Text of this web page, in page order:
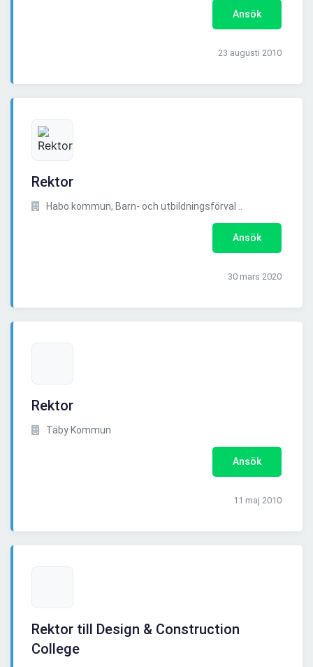
Ansök
23 augusti 2010
Rektor
Habo kommun, Barn- och utbildningsförval ..
Ansök
30 mars 2020
Rektor
Täby Kommun
Ansök
11 maj 2010
Rektor till Design & Construction
College